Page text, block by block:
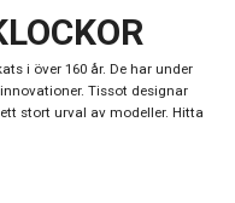
i över 160 år. De har under
Tissot designar
stort urval av modeller. Hitta